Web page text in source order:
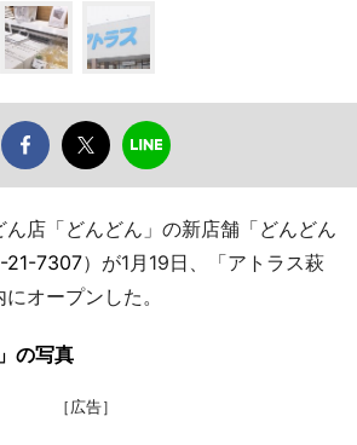
店「どんどん」の新店舗「どんどん
21-7307）が1月19日、「アトラス萩
オープンした。
の写真
［広告］